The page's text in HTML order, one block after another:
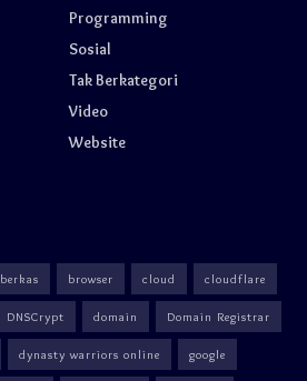
Programming
Sosial
Tak Berkategori
Video
Website
berkas browser cloud cloudflare
DNSCrypt domain Domain Registrar
dynasty warriors online google